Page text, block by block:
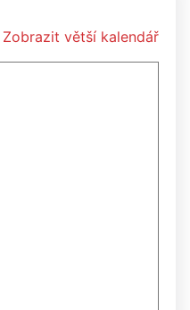
Zobrazit větší kalendář